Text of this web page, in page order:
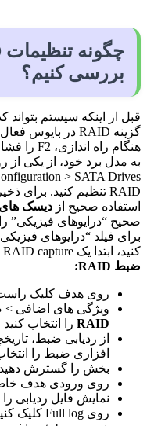
بررسی کنیم؟
به مدل برد خود، از یکی از
استفاده صحیح از دیسک های RAID در سرورهای HP
صحیح “درایوهای فیزیکی”
برای فیلد “درایوهای
کنید، ابتدا یک RAID capture را راه اندازی کنید.
ضبط RAID:
روی هدف کلیک راست
ویژگی های اضافی
RAID را انتخاب کنید
از ردیابی ضبط،
افزاری ضبط را
بخش را گسترش
روی ورودی هدف
نمایش فایل ردیابی را
روی Full log کلیک کنید.